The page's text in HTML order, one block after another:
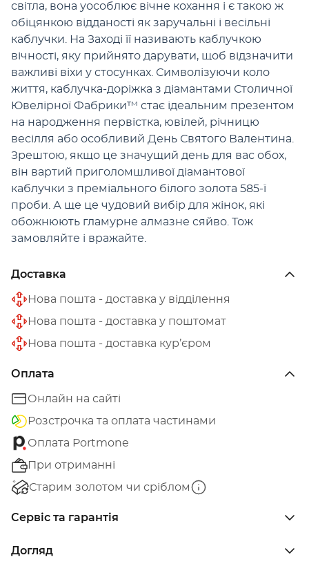
світла, вона уособлює вічне кохання і є такою ж
обіцянкою відданості як заручальні і весільні
каблучки. На Заході її називають каблучкою
вічності, яку прийнято дарувати, щоб відзначити
важливі віхи у стосунках. Символізуючи коло
життя, каблучка-доріжка з діамантами Столичної
Ювелірної Фабрики™ стає ідеальним презентом
на народження первістка, ювілей, річницю
весілля або особливий День Святого Валентина.
Зрештою, якщо це значущий день для вас обох,
він вартий приголомшливої діамантової
каблучки з преміального білого золота 585-ї
проби. А ще це чудовий вибір для жінок, які
обожнюють гламурне алмазне сяйво. Тож
замовляйте і вражайте.
Доставка
Нова пошта - доставка у відділення
Нова пошта - доставка у поштомат
Нова пошта - доставка кур’єром
Оплата
Онлайн на сайті
Розстрочка та оплата частинами
Оплата Portmone
При отриманні
Старим золотом чи сріблом
Сервіс та гарантія
Догляд